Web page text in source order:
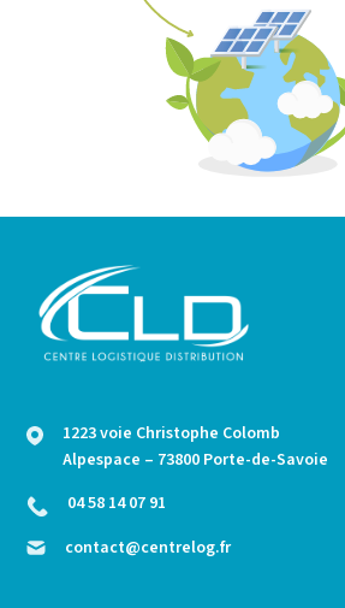
1223 voie Christophe Colomb
Alpespace – 73800 Porte-de-Savoie
04 58 14 07 91
contact@centrelog.fr